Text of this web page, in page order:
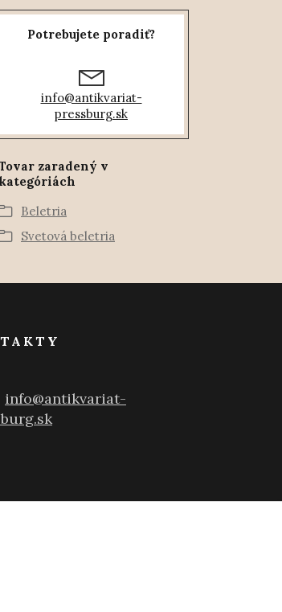
Potrebujete poradiť?
info@antikvariat-
pressburg.sk
zaradený v
kategóriách
Beletria
Svetová beletria
info@antikvariat-